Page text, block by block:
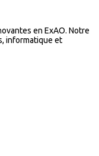
en ExAO. Notre
informatique et